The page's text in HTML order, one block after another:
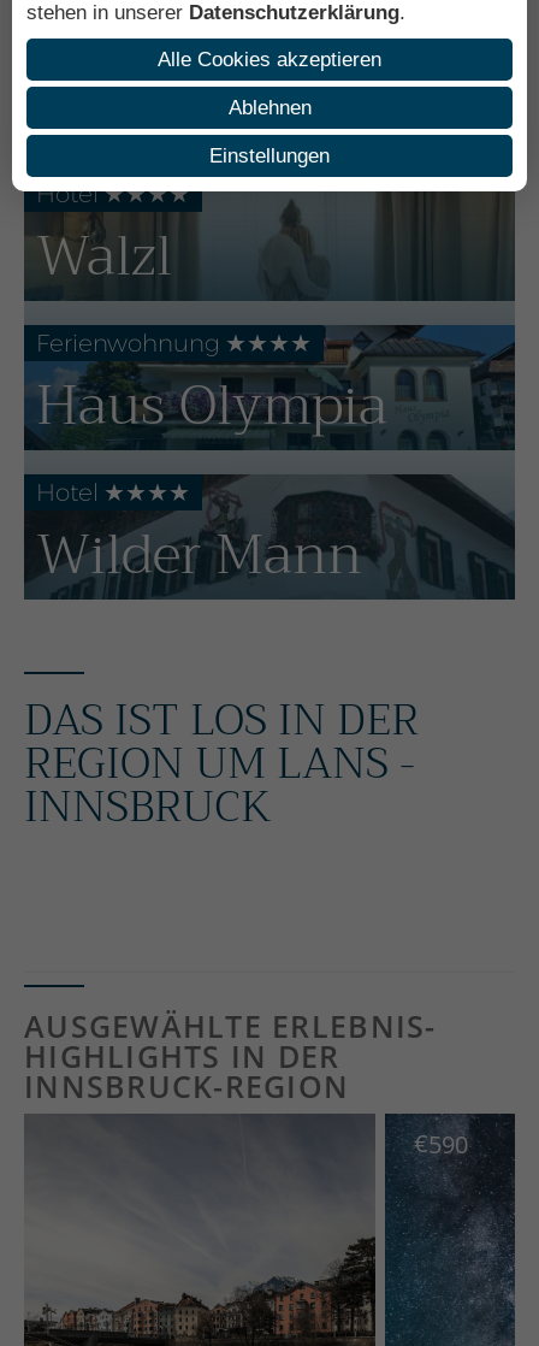
Hotel ★★★
Isserwirt
Hotel ★★★★
Walzl
Ferienwohnung ★★★★
Haus Olympia
Hotel ★★★★
Wilder Mann
DAS IST LOS IN DER
REGION UM LANS -
INNSBRUCK
AUSGEWÄHLTE ERLEBNIS-
HIGHLIGHTS IN DER
INNSBRUCK-REGION
€590
stehen in unserer Datenschutzerklärung.
Alle Cookies akzeptieren
Ablehnen
Einstellungen